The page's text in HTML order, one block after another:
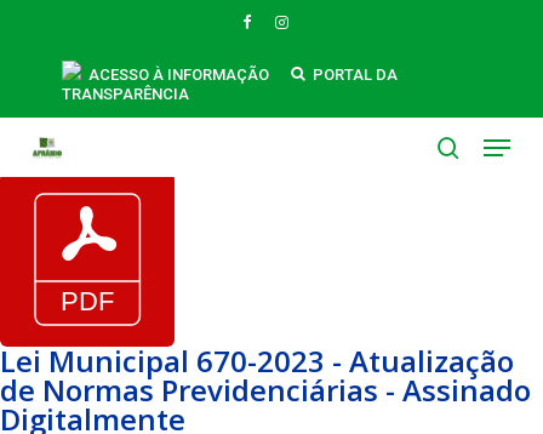
FACEBOOKINSTAGRAM
ACESSO À INFORMAÇÃO
PORTAL DA
TRANSPARÊNCIA
Menu
Lei Municipal 670-2023 - Atualização
de Normas Previdenciárias - Assinado
Digitalmente